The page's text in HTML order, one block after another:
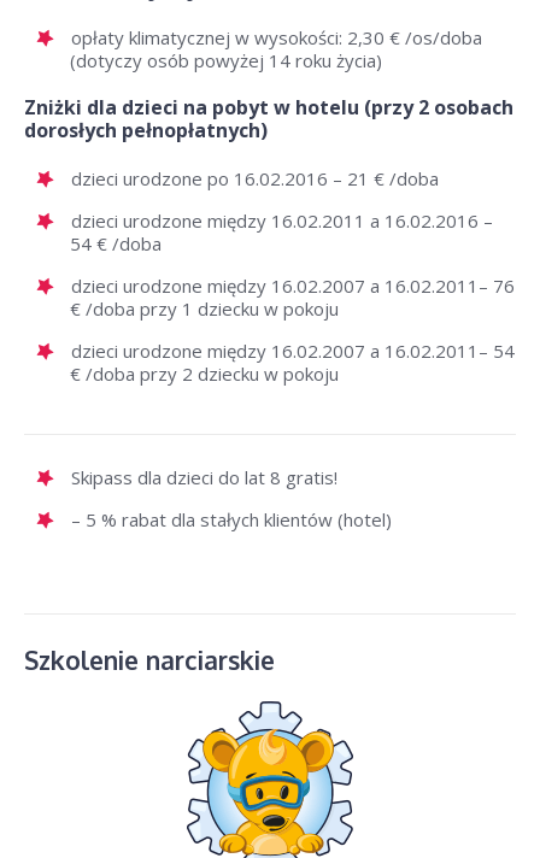
opłaty klimatycznej w wysokości: 2,30 € /os/doba
(dotyczy osób powyżej 14 roku życia)
Zniżki dla dzieci na pobyt w hotelu (przy 2 osobach
dorosłych pełnopłatnych)
dzieci urodzone po 16.02.2016 – 21 € /doba
dzieci urodzone między 16.02.2011 a 16.02.2016 –
54 € /doba
dzieci urodzone między 16.02.2007 a 16.02.2011– 76
€ /doba przy 1 dziecku w pokoju
dzieci urodzone między 16.02.2007 a 16.02.2011– 54
€ /doba przy 2 dziecku w pokoju
Skipass dla dzieci do lat 8 gratis!
– 5 % rabat dla stałych klientów (hotel)
Szkolenie narciarskie